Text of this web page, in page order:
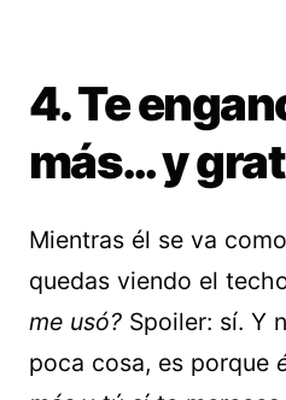
4. Te
más… y
Mientras él se va
quedas viendo el
me usó? Spoiler: sí. Y
poca cosa, es porque